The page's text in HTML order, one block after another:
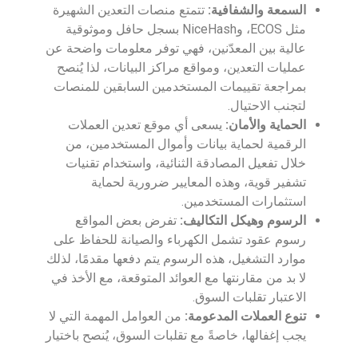
السمعة والشفافية: تتمتع منصات التعدين الشهيرة
مثل ECOS، وNiceHash بسجل حافل وموثوقية
عالية بين المعدّنين، فهي توفر معلومات واضحة عن
عمليات التعدين، ومواقع مراكز البيانات، لذا يُنصح
بمراجعة تقييمات المستخدمين السابقين للمنصات
لتجنب الاحتيال.
الحماية والأمان: يسعى أي موقع تعدين العملات
الرقمية لحماية بيانات وأموال المستخدمين، من
خلال تفعيل المصادقة الثنائية، واستخدام تقنيات
تشفير قوية، وهذه المعايير ضرورية لحماية
استثمارات المستخدمين.
الرسوم وهيكل التكاليف: تفرض بعض المواقع
رسوم عقود تشمل الكهرباء والصيانة للحفاظ على
موارد التشغيل، هذه الرسوم يتم دفعها مقدمًا، لذلك
لا بد من مقارنتها مع العوائد المتوقعة، مع الأخذ في
الاعتبار تقلبات السوق.
تنوع العملات المدعومة: من العوامل المهمة التي لا
يجب إغفالها، خاصةً مع تقلبات السوق، يُنصح باختيار